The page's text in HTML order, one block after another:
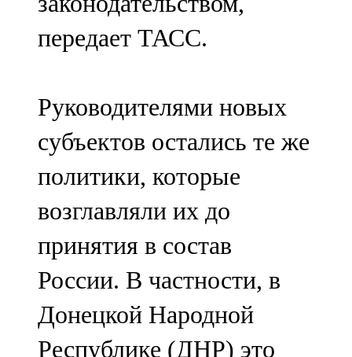
передает ТАСС.
Руководителями новых
субъектов остались те же
политики, которые
возглавляли их до
принятия в состав
России. В частности, в
Донецкой Народной
Республике (ДНР) это